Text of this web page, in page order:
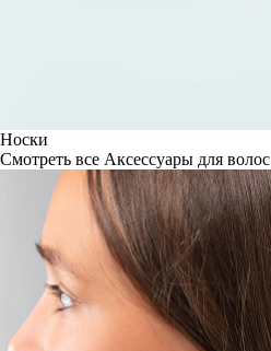
Носки
Смотреть все Аксессуары для волос